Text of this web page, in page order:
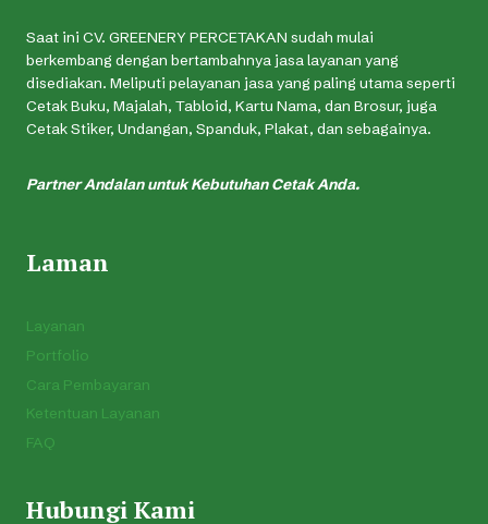
Saat ini CV. GREENERY PERCETAKAN sudah mulai
berkembang dengan bertambahnya jasa layanan yang
disediakan. Meliputi pelayanan jasa yang paling utama seperti
Cetak Buku, Majalah, Tabloid, Kartu Nama, dan Brosur, juga
Cetak Stiker, Undangan, Spanduk, Plakat, dan sebagainya.
Partner Andalan untuk Kebutuhan Cetak Anda.
Laman
Layanan
Portfolio
Cara Pembayaran
Ketentuan Layanan
FAQ
Hubungi Kami